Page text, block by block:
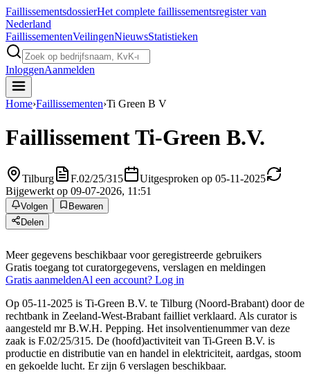
FaillissementsdossierHet complete faillissementsregister van
Nederland
FaillissementenVeilingenNieuwsStatistieken
InloggenAanmelden
Home›Faillissementen›Ti Green B V
FaillissementTi-Green B.V.
Tilburg F.02/25/315
Uitgesproken op 05-11-2025
Bijgewerkt op 09-07-2026, 11:51
Volgen
Bewaren
Delen
Meer gegevens beschikbaar voor geregistreerde gebruikers
Gratis toegang tot curatorgegevens, verslagen en meldingen
Gratis aanmeldenAl een account? Log in
Op 05-11-2025 is Ti-Green B.V. te Tilburg (Noord-Brabant) door de
rechtbank in Zeeland-West-Brabant failliet verklaard. Als curator is
aangesteld mr B.W.H. Pepping. Het insolventienummer van deze
zaak is F.02/25/315. De (hoofd)activiteit van Ti-Green B.V. is
productie en distributie van en handel in elektriciteit, aardgas, stoom
en gekoelde lucht. Er zijn 6 verslagen beschikbaar.